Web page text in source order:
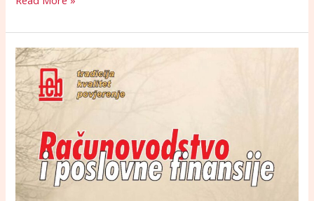
Časopis
April
2022